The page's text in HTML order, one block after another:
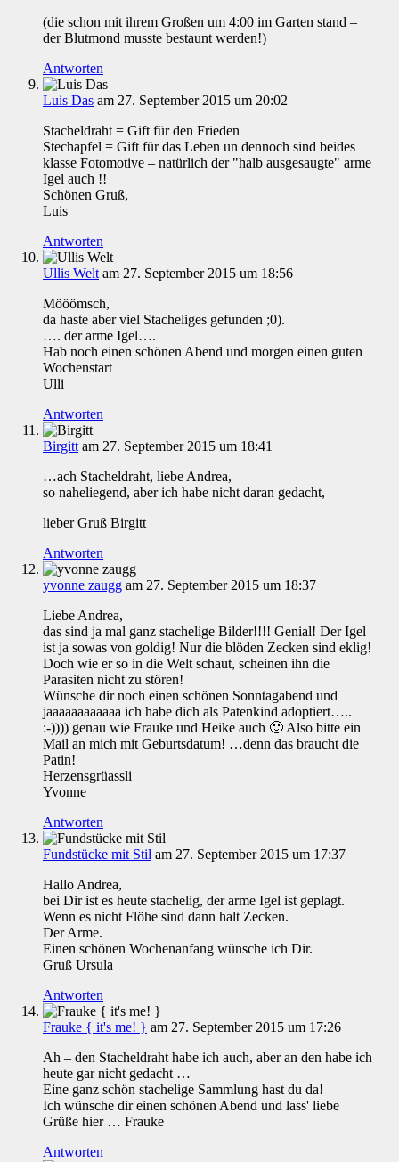
(die schon mit ihrem Großen um 4:00 im Garten stand –
der Blutmond musste bestaunt werden!)
Antworten
Luis Das am 27. September 2015 um 20:02
Stacheldraht = Gift für den Frieden
Stechapfel = Gift für das Leben un dennoch sind beides
klasse Fotomotive – natürlich der "halb ausgesaugte" arme
Igel auch !!
Schönen Gruß,
Luis
Antworten
Ullis Welt am 27. September 2015 um 18:56
Mööömsch,
da haste aber viel Stacheliges gefunden ;0).
…. der arme Igel….
Hab noch einen schönen Abend und morgen einen guten
Wochenstart
Ulli
Antworten
Birgitt am 27. September 2015 um 18:41
…ach Stacheldraht, liebe Andrea,
so naheliegend, aber ich habe nicht daran gedacht,
lieber Gruß Birgitt
Antworten
yvonne zaugg am 27. September 2015 um 18:37
Liebe Andrea,
das sind ja mal ganz stachelige Bilder!!!! Genial! Der Igel
ist ja sowas von goldig! Nur die blöden Zecken sind eklig!
Doch wie er so in die Welt schaut, scheinen ihn die
Parasiten nicht zu stören!
Wünsche dir noch einen schönen Sonntagabend und
jaaaaaaaaaaaa ich habe dich als Patenkind adoptiert…..
:-)))) genau wie Frauke und Heike auch 🙂 Also bitte ein
Mail an mich mit Geburtsdatum! …denn das braucht die
Patin!
Herzensgrüassli
Yvonne
Antworten
Fundstücke mit Stil am 27. September 2015 um 17:37
Hallo Andrea,
bei Dir ist es heute stachelig, der arme Igel ist geplagt.
Wenn es nicht Flöhe sind dann halt Zecken.
Der Arme.
Einen schönen Wochenanfang wünsche ich Dir.
Gruß Ursula
Antworten
Frauke { it's me! } am 27. September 2015 um 17:26
Ah – den Stacheldraht habe ich auch, aber an den habe ich
heute gar nicht gedacht …
Eine ganz schön stachelige Sammlung hast du da!
Ich wünsche dir einen schönen Abend und lass' liebe
Grüße hier … Frauke
Antworten